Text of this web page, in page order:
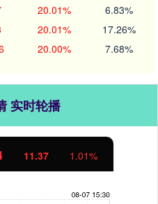
20.01% 6.83%
20.01% 17.26%
20.00% 7.68%
实时轮播
11.37 1.01%